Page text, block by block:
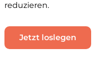
reduzieren.
Jetzt loslegen